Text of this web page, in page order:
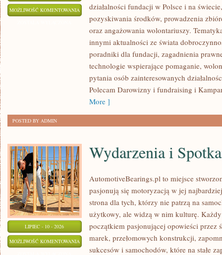
MOŻLIWOŚĆ KOMENTOWANIA PISANIE
WNIOSKÓW
działalności fundacji w Polsce i na
pozyskiwania środków, prowadzenia
oraz angażowania wolontariuszy.
innymi aktualności ze świata
poradniki dla fundacji, zagadnienia
technologie wspierające pomaganie,
pytania osób zainteresowanych
Polecam Darowizny i fundraising i
More ]
POSTED BY ADMIN
LIPIEC - 10 - 2026
MOŻLIWOŚĆ KOMENTOWANIA WYDARZENIA
Wydarzenia i
AutomotiveBearings.pl to miejsce
pasjonują się motoryzacją w jej
strona dla tych, którzy nie patrzą na
użytkowy, ale widzą w nim kulturę.
początkiem pasjonującej opowieści przez
marek, przełomowych konstrukcji,
sukcesów i samochodów, które na stałe